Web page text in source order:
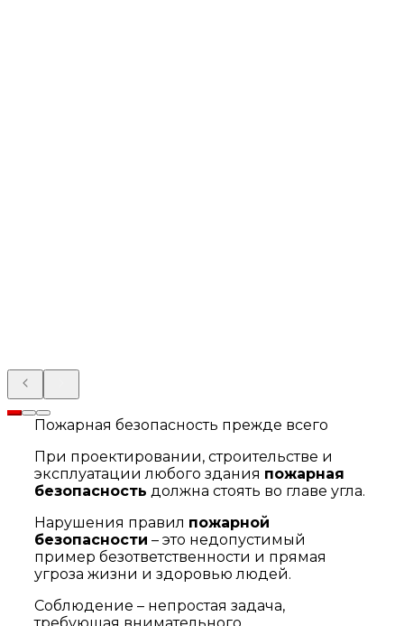
Пожарная безопасность прежде всего
При проектировании, строительстве и
эксплуатации любого здания пожарная
безопасность должна стоять во главе угла.
Нарушения правил пожарной
безопасности – это недопустимый
пример безответственности и прямая
угроза жизни и здоровью людей.
Соблюдение – непростая задача,